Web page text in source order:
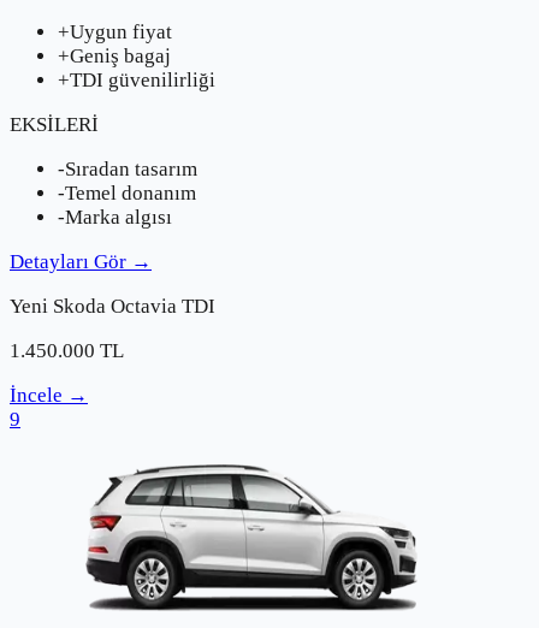
+Uygun fiyat
+Geniş bagaj
+TDI güvenilirliği
EKSİLERİ
-Sıradan tasarım
-Temel donanım
-Marka algısı
Detayları Gör →
Yeni Skoda Octavia TDI
1.450.000 TL
İncele →
9